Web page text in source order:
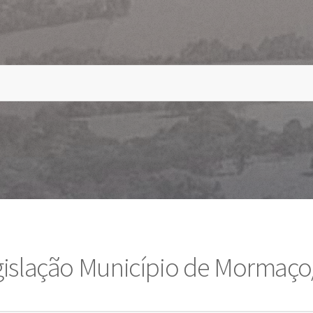
Município de